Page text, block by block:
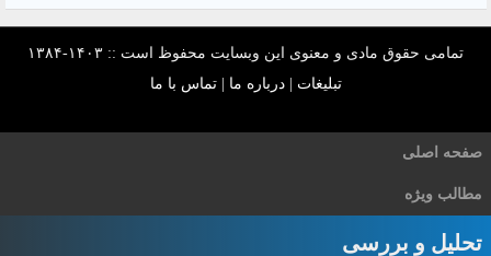
تمامی حقوق مادی و معنوی این وبسایت محفوظ است :: ۱۴۰۳-۱۳۸۴
تبلیغات |درباره ما |تماس با ما
صفحه اصلی
مطالب ویژه
تحلیل و بررسی